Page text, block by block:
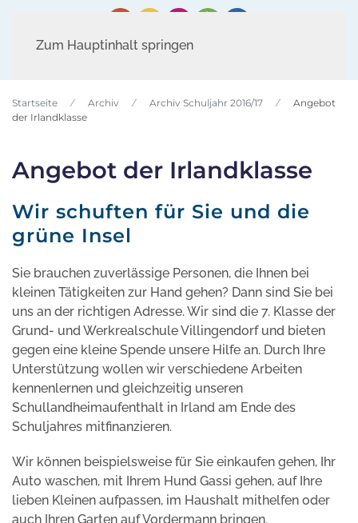
Zum Hauptinhalt springen
Startseite Archiv Archiv Schuljahr 2016/17
Angebot
der Irlandklasse
Angebot der Irlandklasse
Wir schuften für Sie und die
grüne Insel
Sie brauchen zuverlässige Personen, die Ihnen bei
kleinen Tätigkeiten zur Hand gehen? Dann sind Sie bei
uns an der richtigen Adresse. Wir sind die 7. Klasse der
Grund- und Werkrealschule Villingendorf und bieten
gegen eine kleine Spende unsere Hilfe an. Durch Ihre
Unterstützung wollen wir verschiedene Arbeiten
kennenlernen und gleichzeitig unseren
Schullandheimaufenthalt in Irland am Ende des
Schuljahres mitfinanzieren.
Wir können beispielsweise für Sie einkaufen gehen, Ihr
Auto waschen, mit Ihrem Hund Gassi gehen, auf Ihre
lieben Kleinen aufpassen, im Haushalt mithelfen oder
auch Ihren Garten auf Vordermann bringen.